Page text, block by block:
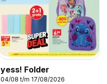
yess! Folder
04/08 t/m 17/08/2026